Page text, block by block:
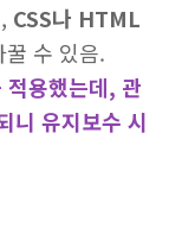
CSS나 HTML
수 있음.
용했는데, 관
니 유지보수 시